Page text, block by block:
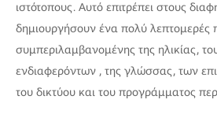
ιστότοπους. Αυτό επιτρέπει στους
δημιουργήσουν ένα πολύ λεπτομερές
συμπεριλαμβανομένης της ηλικίας,
ενδιαφερόντων , της γλώσσας, των
του δικτύου και του προγράμματος